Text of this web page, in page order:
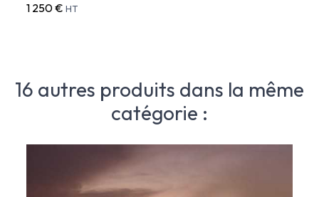
1 250 € HT
16 autres produits dans la même
catégorie :